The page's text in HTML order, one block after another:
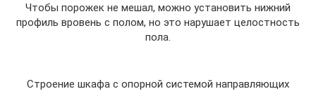
Чтобы порожек не мешал, можно установить нижний
профиль вровень с полом, но это нарушает целостность
пола.
Строение шкафа с опорной системой направляющих